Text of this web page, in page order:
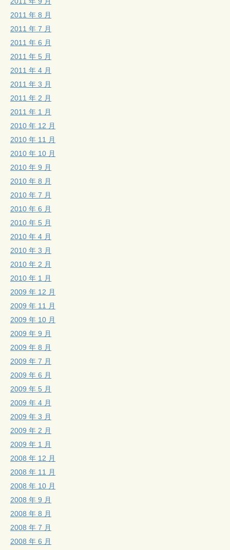
2011 年 8 月
2011 年 7 月
2011 年 6 月
2011 年 5 月
2011 年 4 月
2011 年 3 月
2011 年 2 月
2011 年 1 月
2010 年 12 月
2010 年 11 月
2010 年 10 月
2010 年 9 月
2010 年 8 月
2010 年 7 月
2010 年 6 月
2010 年 5 月
2010 年 4 月
2010 年 3 月
2010 年 2 月
2010 年 1 月
2009 年 12 月
2009 年 11 月
2009 年 10 月
2009 年 9 月
2009 年 8 月
2009 年 7 月
2009 年 6 月
2009 年 5 月
2009 年 4 月
2009 年 3 月
2009 年 2 月
2009 年 1 月
2008 年 12 月
2008 年 11 月
2008 年 10 月
2008 年 9 月
2008 年 8 月
2008 年 7 月
2008 年 6 月